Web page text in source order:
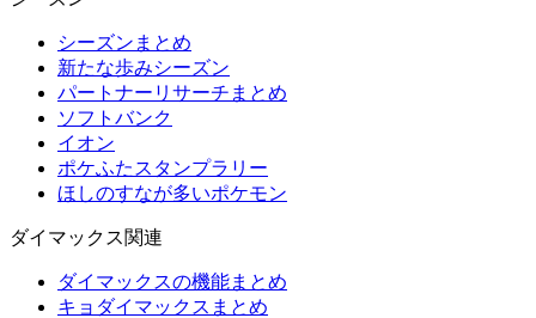
シーズンまとめ
新たな歩みシーズン
パートナーリサーチまとめ
ソフトバンク
イオン
ポケふたスタンプラリー
ほしのすなが多いポケモン
ダイマックス関連
ダイマックスの機能まとめ
キョダイマックスまとめ